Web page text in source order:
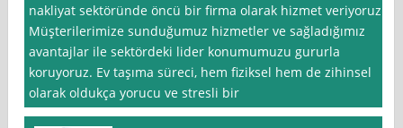
nakliyat sektöründe öncü bir firma olarak hizmet veriyoruz.
Müşterilerimize sunduğumuz hizmetler ve sağladığımız
avantajlar ile sektördeki lider konumumuzu gururla
koruyoruz. Ev taşıma süreci, hem fiziksel hem de zihinsel
olarak oldukça yorucu ve stresli bir